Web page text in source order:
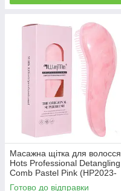
Масажна щітка для волосся
Hots Professional Detangling
Comb Pastel Pink (HP2023-
PNP)
Готово до відправки